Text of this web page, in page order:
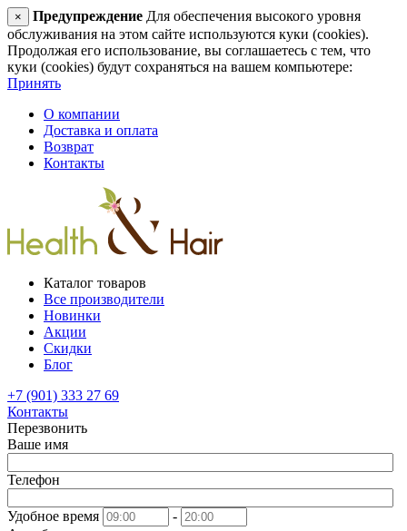
× Предупреждение Для обеспечения высокого уровня
обслуживания на этом сайте используются куки (cookies).
Продолжая его использование, вы соглашаетесь с тем, что
куки (cookies) будут сохраняться на вашем компьютере:
Принять
О компании
Доставка и оплата
Возврат
Контакты
Каталог товаров
Все производители
Новинки
Акции
Скидки
Блог
+7 (901) 333 27 69
Контакты
Перезвонить
Ваше имя
Телефон
Удобное время
-